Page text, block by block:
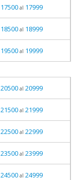
17500al 17999
18500al 18999
19500al 19999
20500al 20999
21500al 21999
22500al 22999
23500al 23999
24500al 24999